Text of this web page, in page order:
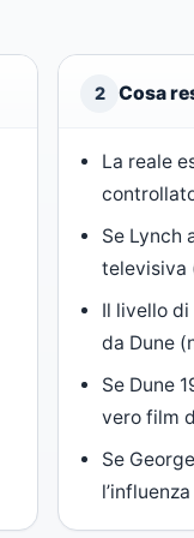
2 Cosa
La reale
Se Lynch
televisiva
Il livello
da Dune
Se Dune
vero film
Se